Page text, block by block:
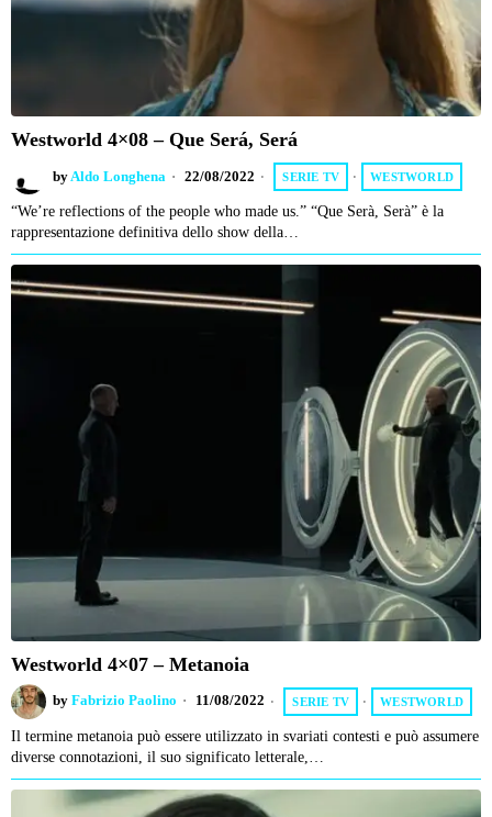
Westworld 4×08 – Que Será, Será
byAldo Longhena 22/08/2022 SERIE TV · WESTWORLD
“We’re reflections of the people who made us.” “Que Serà, Serà” è la
rappresentazione definitiva dello show della…
Westworld 4×07 – Metanoia
by Fabrizio Paolino 11/08/2022 SERIE TV · WESTWORLD
Il termine metanoia può essere utilizzato in svariati contesti e può assumere
diverse connotazioni, il suo significato letterale,…